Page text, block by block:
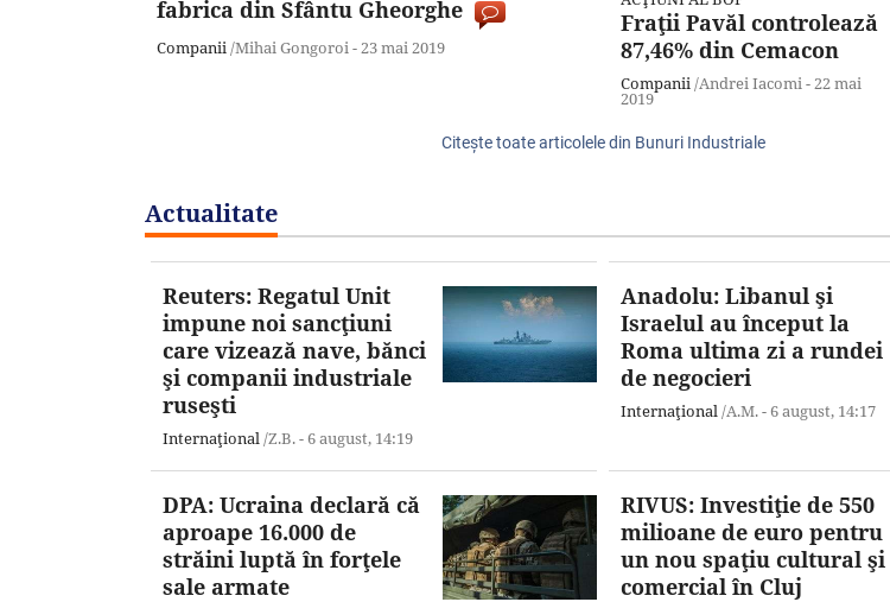
fabrica din Sfântu Gheorghe
Companii/Mihai Gongoroi -23 mai 2019
Fraţii Pavăl controlează
87,46% din Cemacon
Companii/Andrei Iacomi -22 mai
2019
Citeşte toate articolele din Bunuri Industriale
Actualitate
Reuters: Regatul Unit
impune noi sancţiuni
care vizează nave, bănci
şi companii industriale
ruseşti
Internaţional/Z.B. -6 august, 14:19
Anadolu: Libanul şi
Israelul au început la
Roma ultima zi a rundei
de negocieri
Internaţional/A.M. -6 august, 14:17
DPA: Ucraina declară că
aproape 16.000 de
străini luptă în forţele
sale armate
RIVUS: Investiţie de 550
milioane de euro pentru
un nou spaţiu cultural şi
comercial în Cluj